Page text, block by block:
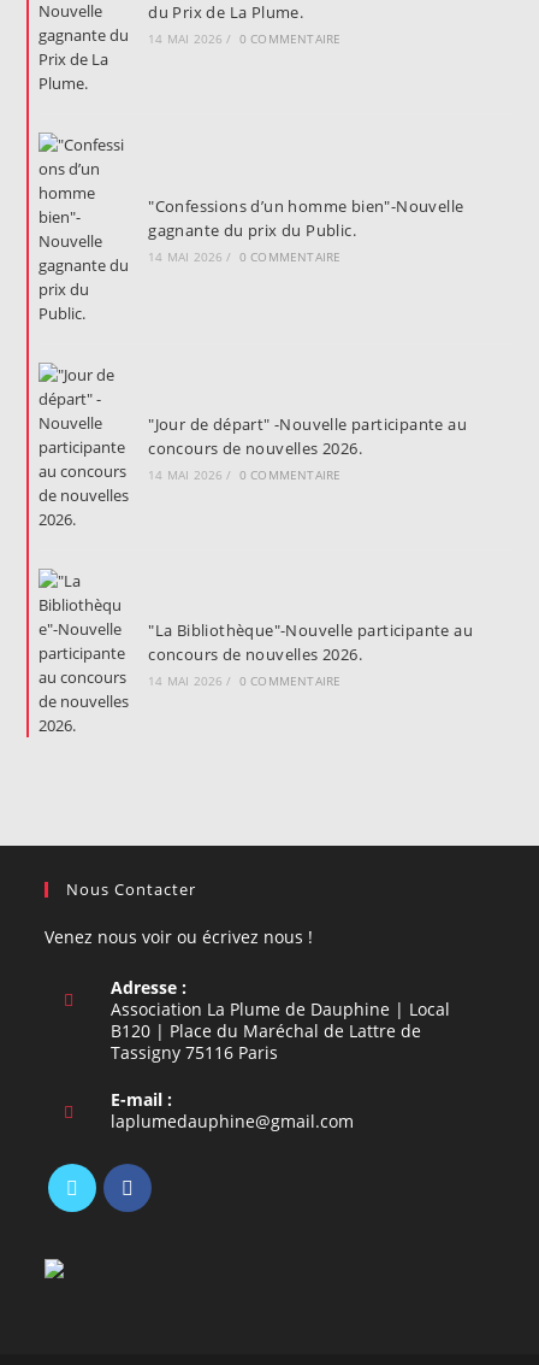
du Prix de La Plume.
14 MAI 2026 / 0 COMMENTAIRE
"Confessions d’un homme bien"-Nouvelle
gagnante du prix du Public.
14 MAI 2026 / 0 COMMENTAIRE
"Jour de départ" -Nouvelle participante au
concours de nouvelles 2026.
14 MAI 2026 / 0 COMMENTAIRE
"La Bibliothèque"-Nouvelle participante au
concours de nouvelles 2026.
14 MAI 2026 / 0 COMMENTAIRE
Nous Contacter
Venez nous voir ou écrivez nous !
Adresse :
Association La Plume de Dauphine | Local
B120 | Place du Maréchal de Lattre de
Tassigny 75116 Paris
E-mail :
laplumedauphine@gmail.com
dans
un